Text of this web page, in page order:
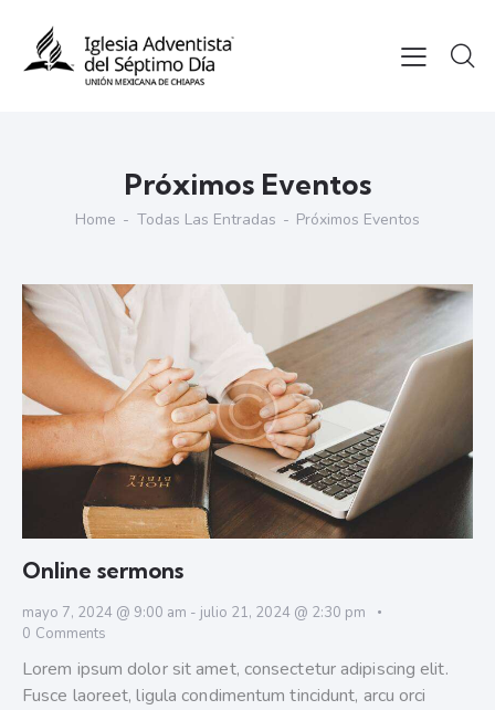
Próximos Eventos
Home Todas Las Entradas Próximos Eventos
Online sermons
mayo 7, 2024 @ 9:00 am - julio 21, 2024 @ 2:30 pm
0 Comments
Lorem ipsum dolor sit amet, consectetur adipiscing elit.
Fusce laoreet, ligula condimentum tincidunt, arcu orci